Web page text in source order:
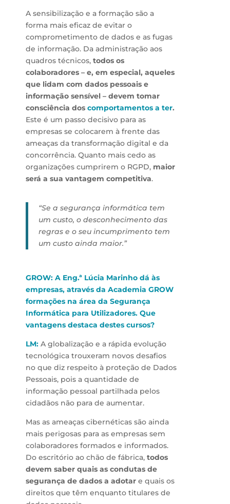
A sensibilização e a formação são a
forma mais eficaz de evitar o
comprometimento de dados e as fugas
de informação. Da administração aos
quadros técnicos, todos os
colaboradores – e, em especial, aqueles
que lidam com dados pessoais e
informação sensível – devem tomar
consciência dos comportamentos a ter.
Este é um passo decisivo para as
empresas se colocarem à frente das
ameaças da transformação digital e da
concorrência. Quanto mais cedo as
organizações cumprirem o RGPD, maior
será a sua vantagem competitiva.
“Se a segurança informática tem
um custo, o desconhecimento das
regras e o seu incumprimento tem
um custo ainda maior.”
GROW: A Eng.ª Lúcia Marinho dá às
empresas, através da Academia GROW
formações na área da Segurança
Informática para Utilizadores. Que
vantagens destaca destes cursos?
LM: A globalização e a rápida evolução
tecnológica trouxeram novos desafios
no que diz respeito à proteção de Dados
Pessoais, pois a quantidade de
informação pessoal partilhada pelos
cidadãos não para de aumentar.
Mas as ameaças cibernéticas são ainda
mais perigosas para as empresas sem
colaboradores formados e informados.
Do escritório ao chão de fábrica,todos
devem saber quais as condutas de
segurança de dados a adotar e quais os
direitos que têm enquanto titulares de